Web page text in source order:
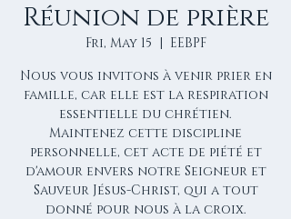
Réunion de prière
Fri, May 15
  |
EEBPF
Nous vous invitons à venir prier en
famille, car elle est la respiration
essentielle du chrétien.
Maintenez cette discipline
personnelle, cet acte de piété et
d'amour envers notre Seigneur et
Sauveur Jésus-Christ, qui a tout
donné pour nous à la croix.